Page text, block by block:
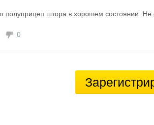
полуприцеп штора в хорошем состоянии. Не
0